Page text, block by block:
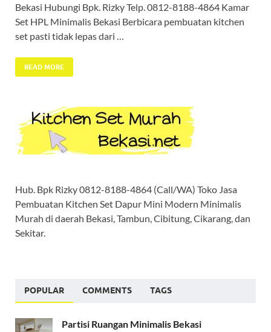
Bekasi Hubungi Bpk. Rizky Telp. 0812-8188-4864 Kamar
Set HPL Minimalis Bekasi Berbicara pembuatan kitchen
set pasti tidak lepas dari …
READ MORE
Hub. Bpk Rizky 0812-8188-4864 (Call/WA) Toko Jasa
Pembuatan Kitchen Set Dapur Mini Modern Minimalis
Murah di daerah Bekasi, Tambun, Cibitung, Cikarang, dan
Sekitar.
POPULAR COMMENTS TAGS
Partisi Ruangan Minimalis Bekasi